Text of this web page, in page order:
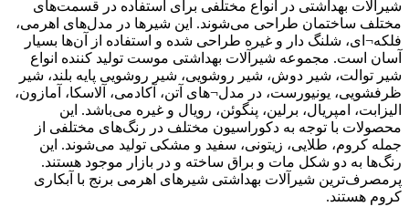
شیرآلات بهداشتی در انواع مختلفی برای استفاده در قسمت‌های
مختلف ساختمان طراحی می‌شوند. این شیرها در مدل‌های اهرمی،
فلکه¬ای، شلنگ دار و غیره طراحی شده و استفاده از آن‌ها بسیار
آسان است. مجموعه شیرآلات بهداشتی موست تولید کننده انواع
شیر توالت، شیر دوش، شیر روشویی، شیر روشویی پایه بلند، شیر
ظرفشویی، یونیورست، در مدل¬های آتن، آکادمی، آلاسکا، آمازون،
الیزابت، امپریال، برلین، پنگوئن، رویال و غیره می‌باشد. این
محصولات با توجه به دکوراسیون مختلف در رنگ‌های مختلفی از
جمله کروم، طلایی، زیتونی، سفید و مشکی تولید می‌شوند. این
رنگ‌ها به دو شکل مات و براق ساخته و در بازار موجود هستند.
پرمصرف‌ترین شیرآلات بهداشتی شیرهای اهرمی برنج با آبکاری
کروم هستند.